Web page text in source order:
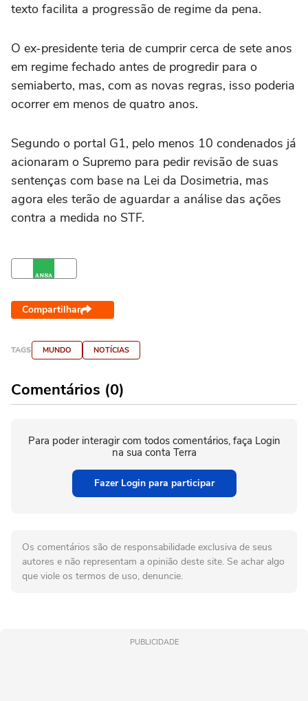
texto facilita a progressão de regime da pena.
O ex-presidente teria de cumprir cerca de sete anos
em regime fechado antes de progredir para o
semiaberto, mas, com as novas regras, isso poderia
ocorrer em menos de quatro anos.
Segundo o portal G1, pelo menos 10 condenados já
acionaram o Supremo para pedir revisão de suas
sentenças com base na Lei da Dosimetria, mas
agora eles terão de aguardar a análise das ações
contra a medida no STF.
Compartilhar
TAGS MUNDO NOTÍCIAS
Comentários (0)
Para poder interagir com todos comentários, faça Login
na sua conta Terra
Fazer Login para participar
Os comentários são de responsabilidade exclusiva de seus
autores e não representam a opinião deste site. Se achar algo
que viole os termos de uso, denuncie.
PUBLICIDADE